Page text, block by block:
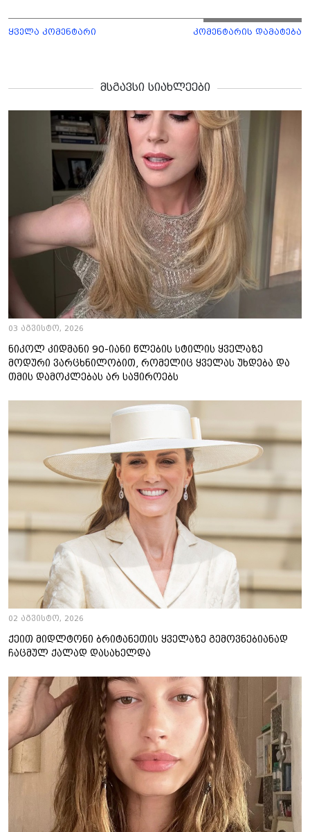
ყველა კომენტარი კომენტარის დამატება
მსგავსი სიახლეები
03 აგვისტო, 2026
ნიკოლ კიდმანი 90-იანი წლების სტილის ყველაზე
მოდური ვარცხნილობით, რომელიც ყველას უხდება და
თმის დამოკლებას არ საჭიროებს
02 აგვისტო, 2026
ქეით მიდლტონი ბრიტანეთის ყველაზე გემოვნებიანად
ჩაცმულ ქალად დასახელდა